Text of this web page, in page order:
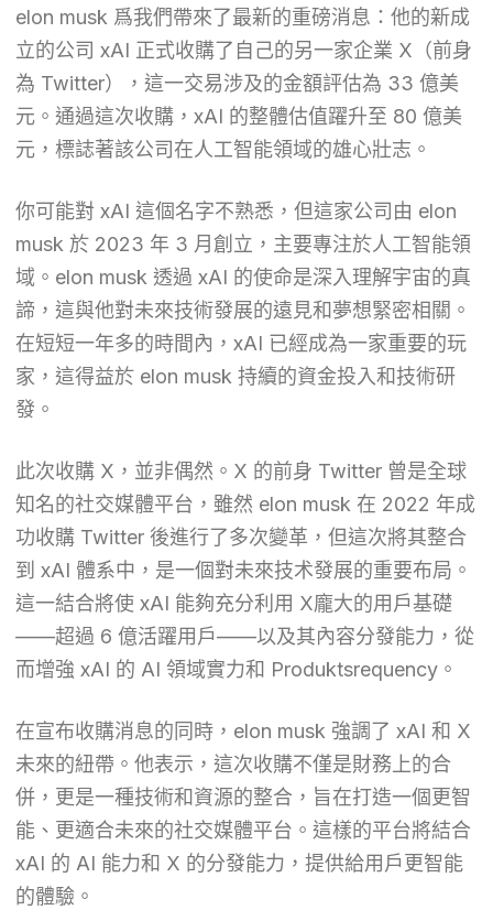
elon musk 爲我們帶來了最新的重磅消息：他的新成
立的公司 xAI 正式收購了自己的另一家企業 X（前身
為 Twitter），這一交易涉及的金額評估為 33 億美
元。通過這次收購，xAI 的整體估值躍升至 80 億美
元，標誌著該公司在人工智能領域的雄心壯志。
你可能對 xAI 這個名字不熟悉，但這家公司由 elon
musk 於 2023 年 3 月創立，主要專注於人工智能領
域。elon musk 透過 xAI 的使命是深入理解宇宙的真
諦，這與他對未來技術發展的遠見和夢想緊密相關。
在短短一年多的時間內，xAI 已經成為一家重要的玩
家，這得益於 elon musk 持續的資金投入和技術研
發。
此次收購 X，並非偶然。X 的前身 Twitter 曾是全球
知名的社交媒體平台，雖然 elon musk 在 2022 年成
功收購 Twitter 後進行了多次變革，但這次將其整合
到 xAI 體系中，是一個對未來技术發展的重要布局。
這一結合將使 xAI 能夠充分利用 X龐大的用戶基礎
——超過 6 億活躍用戶——以及其內容分發能力，從
而增強 xAI 的 AI 領域實力和 Produktsrequency。
在宣布收購消息的同時，elon musk 強調了 xAI 和 X
未來的紐帶。他表示，這次收購不僅是財務上的合
併，更是一種技術和資源的整合，旨在打造一個更智
能、更適合未來的社交媒體平台。這樣的平台將結合
xAI 的 AI 能力和 X 的分發能力，提供給用戶更智能
的體驗。